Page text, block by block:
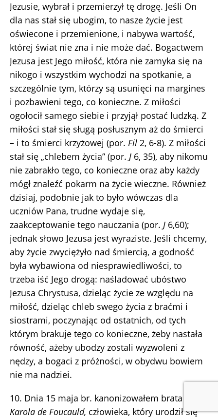
Jezusie, wybrał i przemierzył tę drogę. Jeśli On
dla nas stał się ubogim, to nasze życie jest
oświecone i przemienione, i nabywa wartość,
której świat nie zna i nie może dać. Bogactwem
Jezusa jest Jego miłość, która nie zamyka się na
nikogo i wszystkim wychodzi na spotkanie, a
szczególnie tym, którzy są usunięci na margines
i pozbawieni tego, co konieczne. Z miłości
ogołocił samego siebie i przyjął postać ludzką. Z
miłości stał się sługą posłusznym aż do śmierci
– i to śmierci krzyżowej (por. Fil 2, 6-8). Z miłości
stał się „chlebem życia” (por. J 6, 35), aby nikomu
nie zabrakło tego, co konieczne oraz aby każdy
mógł znaleźć pokarm na życie wieczne. Również
dzisiaj, podobnie jak to było wówczas dla
uczniów Pana, trudne wydaje się,
zaakceptowanie tego nauczania (por. J 6,60);
jednak słowo Jezusa jest wyraziste. Jeśli chcemy,
aby życie zwyciężyło nad śmiercią, a godność
była wybawiona od niesprawiedliwości, to
trzeba iść Jego drogą: naśladować ubóstwo
Jezusa Chrystusa, dzieląc życie ze względu na
miłość, dzieląc chleb swego życia z braćmi i
siostrami, poczynając od ostatnich, od tych
którym brakuje tego co konieczne, żeby nastała
równość, ażeby ubodzy zostali wyzwoleni z
nędzy, a bogaci z próżności, w obydwu bowiem
nie ma nadziei.
10. Dnia 15 maja br. kanonizowałem brata
Karola de Foucauld, człowieka, który urodził się